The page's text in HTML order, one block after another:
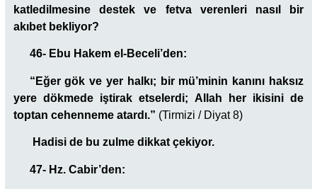
katledilmesine destek ve fetva verenleri nasıl bir
akıbet bekliyor?
46- Ebu Hakem el-Beceli’den:
“Eğer gök ve yer halkı; bir mü’minin kanını haksız
yere dökmede iştirak etselerdi; Allah her ikisini de
toptan cehenneme atardı.” (Tirmizi / Diyat 8)
Hadisi de bu zulme dikkat çekiyor.
47- Hz. Cabir’den: